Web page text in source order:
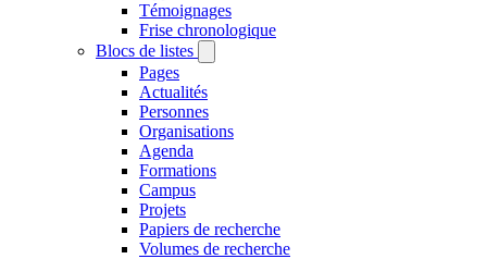
Témoignages
Frise chronologique
Blocs de listes
Pages
Actualités
Personnes
Organisations
Agenda
Formations
Campus
Projets
Papiers de recherche
Volumes de recherche